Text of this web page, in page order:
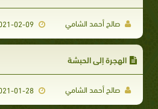
صالح أحمد الشامي 2021-02-09
الهجرة إلى الحبشة
صالح أحمد الشامي 2021-01-28